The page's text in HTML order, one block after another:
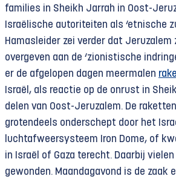
families in Sheikh Jarrah in Oost-
Israëlische autoriteiten als ‘etnische
Hamasleider zei verder dat Jeruzalem
overgeven aan de ‘zionistische
er de afgelopen dagen meermalen
Israël, als reactie op de onrust in
delen van Oost-Jeruzalem. De
grotendeels onderschept door het
luchtafweersysteem Iron Dome, of
in Israël of Gaza terecht. Daarbij
gewonden. Maandagavond is de zaak